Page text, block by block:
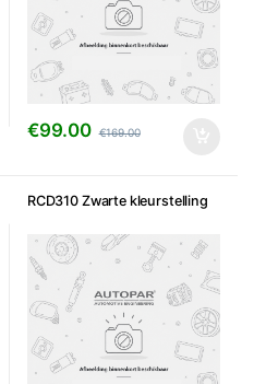
€99.00 €169.00
RCD310 Zwarte kleurstelling